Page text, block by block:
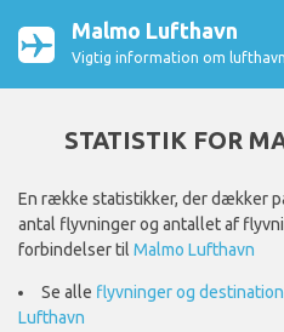
Malmo Lufthavn
Vigtig information om
STATISTIK FOR
En række statistikker, der dækker
antal flyvninger og antallet af
forbindelser til Malmo Lufthavn
Se alle flyvninger og
Lufthavn